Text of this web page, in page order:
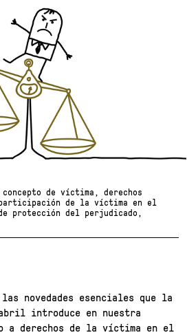
de víctima, derechos
de la víctima en el
protección del perjudicado,
novedades esenciales que la
introduce en nuestra
a derechos de la víctima en el